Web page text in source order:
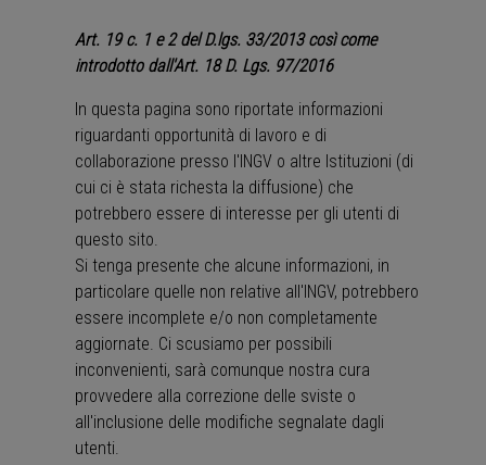
Art. 19 c. 1 e 2 del D.lgs. 33/2013 così come
introdotto dall'Art. 18 D. Lgs. 97/2016
In questa pagina sono riportate informazioni
riguardanti opportunità di lavoro e di
collaborazione presso l'INGV o altre Istituzioni (di
cui ci è stata richesta la diffusione) che
potrebbero essere di interesse per gli utenti di
questo sito.
Si tenga presente che alcune informazioni, in
particolare quelle non relative all'INGV, potrebbero
essere incomplete e/o non completamente
aggiornate. Ci scusiamo per possibili
inconvenienti, sarà comunque nostra cura
provvedere alla correzione delle sviste o
all'inclusione delle modifiche segnalate dagli
utenti.